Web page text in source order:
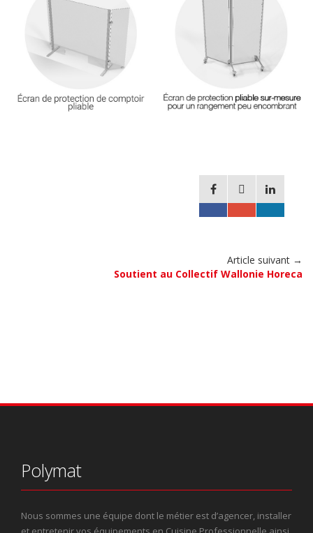
Article suivant →
Soutient au Collectif Wallonie Horeca
Polymat
Nous sommes une équipe dont le métier est d’agencer, installer